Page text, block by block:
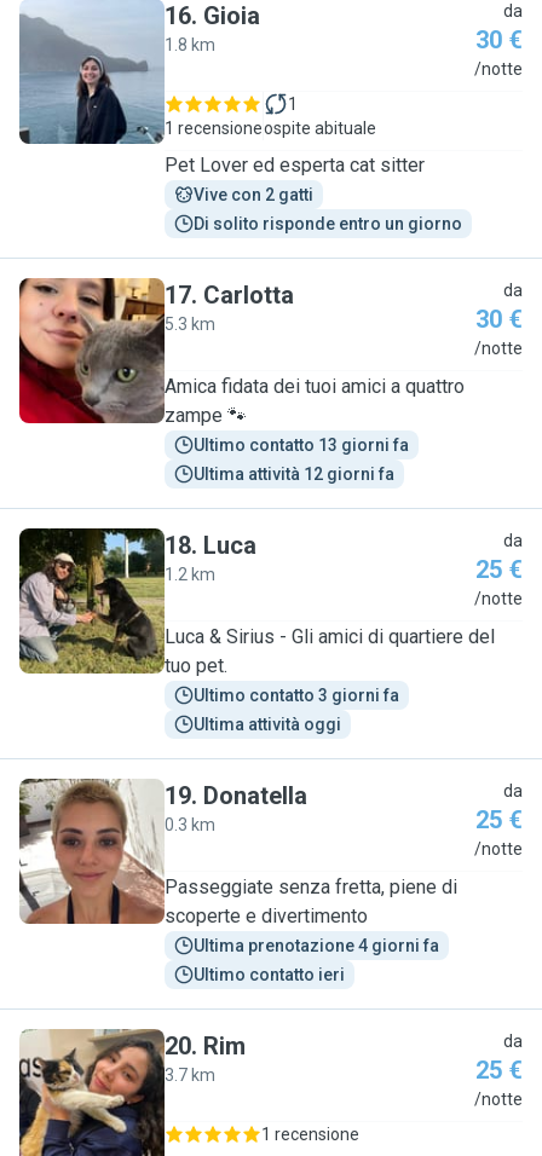
G
16. Gioia
1.8 km
da
30 €
/notte
1 recensione
1
ospite abituale
Pet Lover ed esperta cat sitter
Vive con 2 gatti
Di solito risponde entro un giorno
C
17. Carlotta
5.3 km
da
30 €
/notte
Amica fidata dei tuoi amici a quattro
zampe 🐾
Ultimo contatto 13 giorni fa
Ultima attività 12 giorni fa
L
18. Luca
1.2 km
da
25 €
/notte
Luca & Sirius - Gli amici di quartiere del
tuo pet.
Ultimo contatto 3 giorni fa
Ultima attività oggi
D
19. Donatella
0.3 km
da
25 €
/notte
Passeggiate senza fretta, piene di
scoperte e divertimento
Ultima prenotazione 4 giorni fa
Ultimo contatto ieri
R
20. Rim
3.7 km
da
25 €
/notte
1 recensione